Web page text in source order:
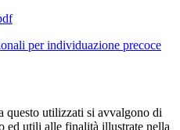
per individuazione precoce
questo utilizzati si avvalgono di
ed utili alle finalità illustrate nella